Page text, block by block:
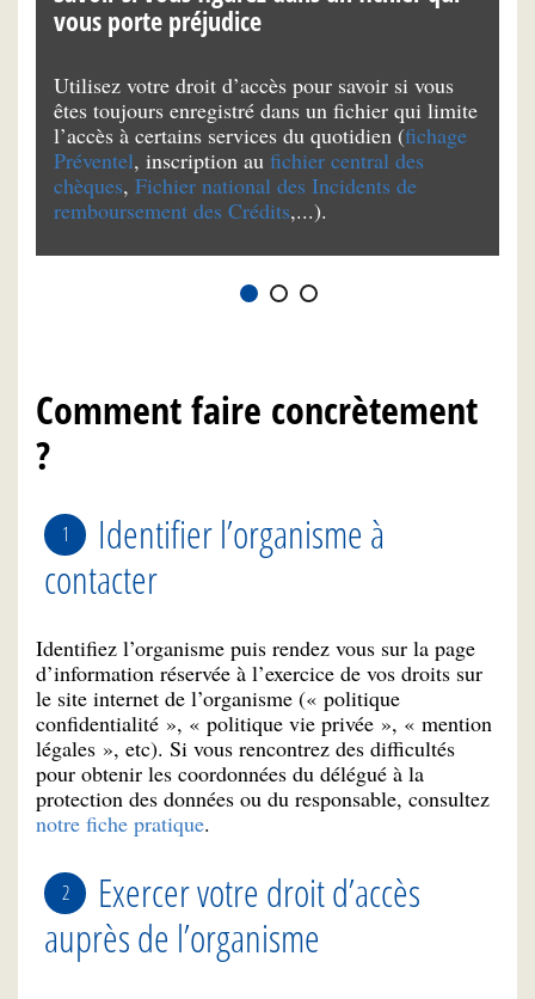
vous porte préjudice
Utilisez votre droit d’accès pour savoir si vous
êtes toujours enregistré dans un fichier qui limite
l’accès à certains services du quotidien (fichage
Préventel, inscription au fichier central des
chèques, Fichier national des Incidents de
remboursement des Crédits,...).
Comment faire concrètement
?
Identifier l’organisme à
contacter
Identifiez l’organisme puis rendez vous sur la page
d’information réservée à l’exercice de vos droits sur
le site internet de l’organisme (« politique
confidentialité », « politique vie privée », « mention
légales », etc). Si vous rencontrez des difficultés
pour obtenir les coordonnées du délégué à la
protection des données ou du responsable, consultez
notre fiche pratique.
Exercer votre droit d’accès
auprès de l’organisme